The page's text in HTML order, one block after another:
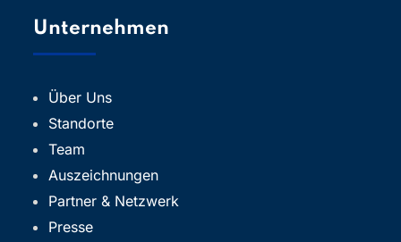
Unternehmen
Über Uns
Standorte
Team
Auszeichnungen
Partner & Netzwerk
Presse